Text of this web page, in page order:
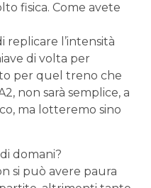
fisica. Come avete
replicare l’intensità
di volta per
per quel treno che
non sarà semplice, a
ma lotteremo sino
domani?
si può avere paura